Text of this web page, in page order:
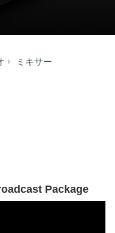
ミキサー
Package